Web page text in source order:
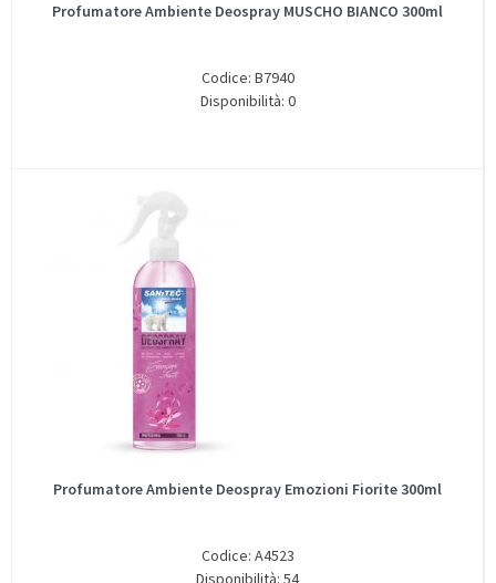
Profumatore Ambiente Deospray MUSCHO BIANCO 300ml
Codice: B7940
Disponibilità: 0
Profumatore Ambiente Deospray Emozioni Fiorite 300ml
Codice: A4523
Disponibilità: 54